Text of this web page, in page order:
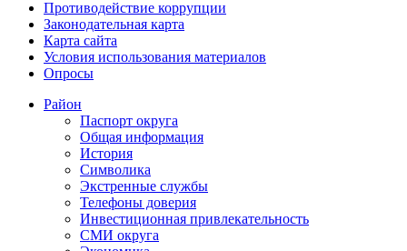
Противодействие коррупции
Законодательная карта
Карта сайта
Условия использования материалов
Опросы
Район
Паспорт округа
Общая информация
История
Символика
Экстренные службы
Телефоны доверия
Инвестиционная привлекательность
СМИ округа